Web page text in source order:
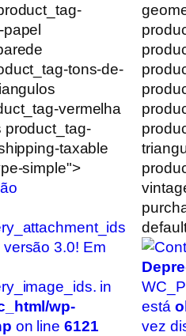
tons-de-
vermelha
product_tag-
taxable
simple">
3.0! Em
in
wp-
on line 6121
está
vez